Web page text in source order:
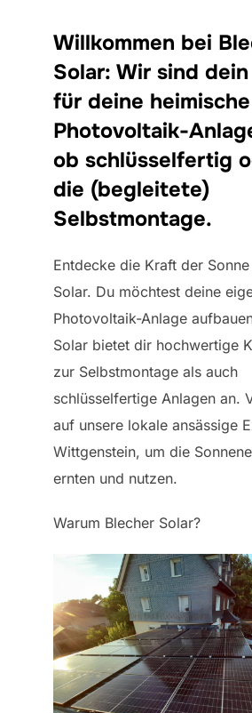
Willkommen bei
Solar: Wir sind
für deine heimische
Photovoltaik-
ob schlüsselfertig
die (begleitete)
Selbstmontage.
Entdecke die Kraft der
Solar. Du möchtest deine
Photovoltaik-Anlage
Solar bietet dir hochwertige
zur Selbstmontage als auch
schlüsselfertige Anlagen an.
auf unsere lokale ansässige
Wittgenstein, um die
ernten und nutzen.
Warum Blecher Solar?